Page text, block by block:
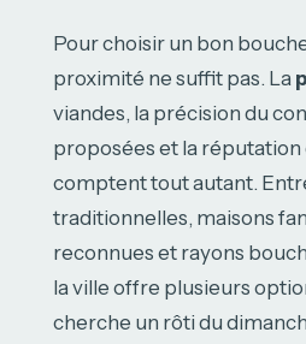
Pour choisir un bon
proximité ne suffit pas. La
viandes, la précision du
proposées et la réputation
comptent tout autant.
traditionnelles, maisons
reconnues et rayons
la ville offre plusieurs
cherche un rôti du